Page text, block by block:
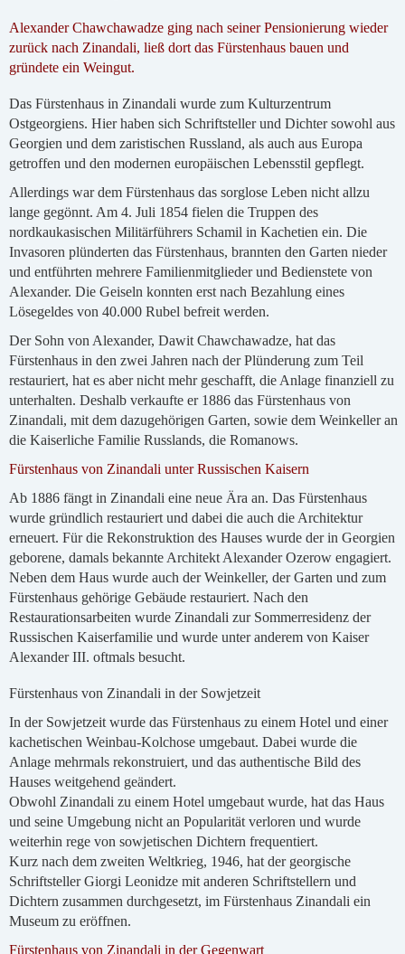
Alexander Chawchawadze ging nach seiner Pensionierung wieder
zurück nach Zinandali, ließ dort das Fürstenhaus bauen und
gründete ein Weingut.
Das Fürstenhaus in Zinandali wurde zum Kulturzentrum
Ostgeorgiens. Hier haben sich Schriftsteller und Dichter sowohl aus
Georgien und dem zaristischen Russland, als auch aus Europa
getroffen und den modernen europäischen Lebensstil gepflegt.
Allerdings war dem Fürstenhaus das sorglose Leben nicht allzu
lange gegönnt. Am 4. Juli 1854 fielen die Truppen des
nordkaukasischen Militärführers Schamil in Kachetien ein. Die
Invasoren plünderten das Fürstenhaus, brannten den Garten nieder
und entführten mehrere Familienmitglieder und Bedienstete von
Alexander. Die Geiseln konnten erst nach Bezahlung eines
Lösegeldes von 40.000 Rubel befreit werden.
Der Sohn von Alexander, Dawit Chawchawadze, hat das
Fürstenhaus in den zwei Jahren nach der Plünderung zum Teil
restauriert, hat es aber nicht mehr geschafft, die Anlage finanziell zu
unterhalten. Deshalb verkaufte er 1886 das Fürstenhaus von
Zinandali, mit dem dazugehörigen Garten, sowie dem Weinkeller an
die Kaiserliche Familie Russlands, die Romanows.
Fürstenhaus von Zinandali unter Russischen Kaisern
Ab 1886 fängt in Zinandali eine neue Ära an. Das Fürstenhaus
wurde gründlich restauriert und dabei die auch die Architektur
erneuert. Für die Rekonstruktion des Hauses wurde der in Georgien
geborene, damals bekannte Architekt Alexander Ozerow engagiert.
Neben dem Haus wurde auch der Weinkeller, der Garten und zum
Fürstenhaus gehörige Gebäude restauriert. Nach den
Restaurationsarbeiten wurde Zinandali zur Sommerresidenz der
Russischen Kaiserfamilie und wurde unter anderem von Kaiser
Alexander III. oftmals besucht.
Fürstenhaus von Zinandali in der Sowjetzeit
In der Sowjetzeit wurde das Fürstenhaus zu einem Hotel und einer
kachetischen Weinbau-Kolchose umgebaut. Dabei wurde die
Anlage mehrmals rekonstruiert, und das authentische Bild des
Hauses weitgehend geändert.
Obwohl Zinandali zu einem Hotel umgebaut wurde, hat das Haus
und seine Umgebung nicht an Popularität verloren und wurde
weiterhin rege von sowjetischen Dichtern frequentiert.
Kurz nach dem zweiten Weltkrieg, 1946, hat der georgische
Schriftsteller Giorgi Leonidze mit anderen Schriftstellern und
Dichtern zusammen durchgesetzt, im Fürstenhaus Zinandali ein
Museum zu eröffnen.
Fürstenhaus von Zinandali in der Gegenwart